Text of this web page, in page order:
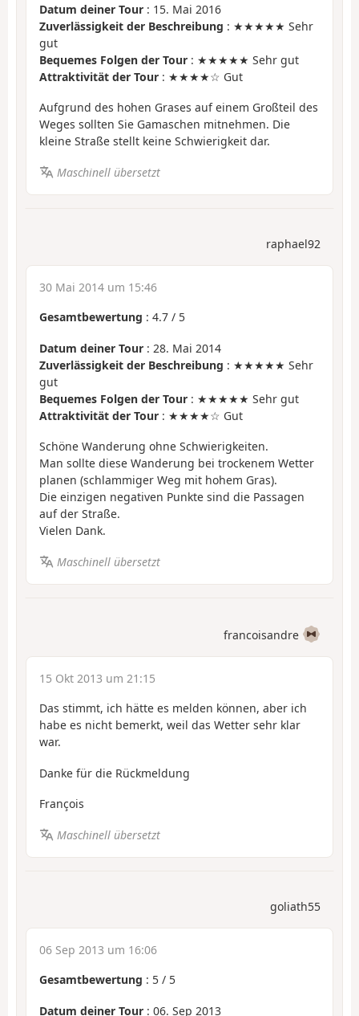
Datum deiner Tour : 15. Mai 2016
Zuverlässigkeit der Beschreibung : ★★★★★ Sehr
gut
Bequemes Folgen der Tour : ★★★★★ Sehr gut
Attraktivität der Tour : ★★★★☆ Gut
Aufgrund des hohen Grases auf einem Großteil des
Weges sollten Sie Gamaschen mitnehmen. Die
kleine Straße stellt keine Schwierigkeit dar.
Maschinell übersetzt
raphael92
30 Mai 2014 um 15:46
Gesamtbewertung : 4.7 / 5
Datum deiner Tour : 28. Mai 2014
Zuverlässigkeit der Beschreibung : ★★★★★ Sehr
gut
Bequemes Folgen der Tour : ★★★★★ Sehr gut
Attraktivität der Tour : ★★★★☆ Gut
Schöne Wanderung ohne Schwierigkeiten.
Man sollte diese Wanderung bei trockenem Wetter
planen (schlammiger Weg mit hohem Gras).
Die einzigen negativen Punkte sind die Passagen
auf der Straße.
Vielen Dank.
Maschinell übersetzt
francoisandre
15 Okt 2013 um 21:15
Das stimmt, ich hätte es melden können, aber ich
habe es nicht bemerkt, weil das Wetter sehr klar
war.
Danke für die Rückmeldung
François
Maschinell übersetzt
goliath55
06 Sep 2013 um 16:06
Gesamtbewertung : 5 / 5
Datum deiner Tour : 06. Sep 2013